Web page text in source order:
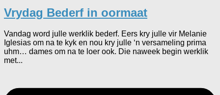
Vrydag Bederf in oormaat
Vandag word julle werklik bederf. Eers kry julle vir Melanie
Iglesias om na te kyk en nou kry julle ‘n versameling prima
uhm… dames om na te loer ook. Die naweek begin werklik
met...